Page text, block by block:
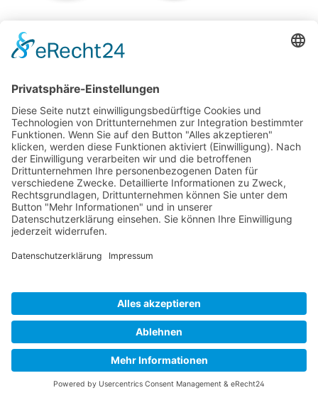
Camaro Storefinder
mehr erfahren
Zahlungsmethoden
CAMARO ERICH ROISER GMBH
Wagnermühle 30